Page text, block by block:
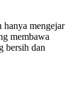
hanya mengejar
membawa
bersih dan